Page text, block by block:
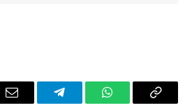
Email TelegramWhatsAppCopy